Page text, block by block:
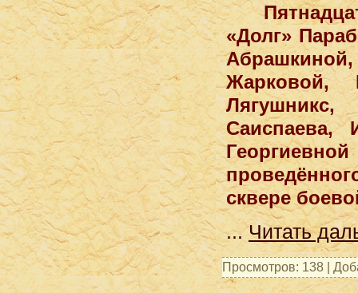
«Долг»
Жарковой,
Саиспаева,
сквере
...Читать
Просмотров: 138 |